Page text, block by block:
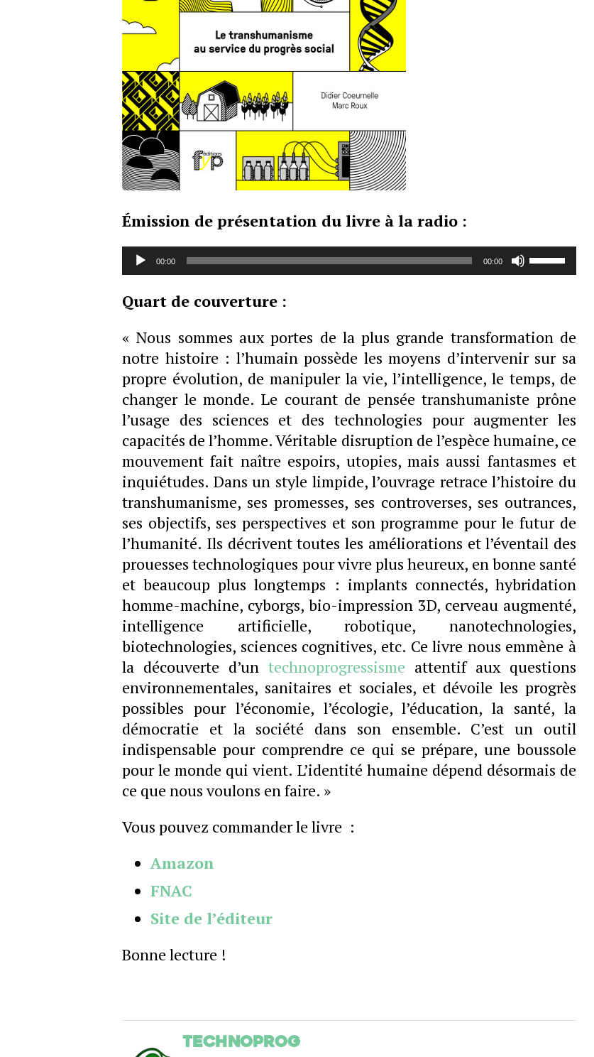
Émission de présentation du livre à la radio :
Lecteur
audio
00:00 00:00
Utilisez
les
pour
augmenter
ou
diminuer
le
volume.
Quart de couverture :
« Nous sommes aux portes de la plus grande transformation de
notre histoire : l’humain possède les moyens d’intervenir sur sa
propre évolution, de manipuler la vie, l’intelligence, le temps, de
changer le monde. Le courant de pensée transhumaniste prône
l’usage des sciences et des technologies pour augmenter les
capacités de l’homme. Véritable disruption de l’espèce humaine, ce
mouvement fait naître espoirs, utopies, mais aussi fantasmes et
inquiétudes. Dans un style limpide, l’ouvrage retrace l’histoire du
transhumanisme, ses promesses, ses controverses, ses outrances,
ses objectifs, ses perspectives et son programme pour le futur de
l’humanité. Ils décrivent toutes les améliorations et l’éventail des
prouesses technologiques pour vivre plus heureux, en bonne santé
et beaucoup plus longtemps : implants connectés, hybridation
homme-machine, cyborgs, bio-impression 3D, cerveau augmenté,
intelligence artificielle, robotique, nanotechnologies,
biotechnologies, sciences cognitives, etc. Ce livre nous emmène à
la découverte d’un technoprogressisme attentif aux questions
environnementales, sanitaires et sociales, et dévoile les progrès
possibles pour l’économie, l’écologie, l’éducation, la santé, la
démocratie et la société dans son ensemble. C’est un outil
indispensable pour comprendre ce qui se prépare, une boussole
pour le monde qui vient. L’identité humaine dépend désormais de
ce que nous voulons en faire. »
Vous pouvez commander le livre :
Amazon
FNAC
Site de l’éditeur
Bonne lecture !
Technoprog